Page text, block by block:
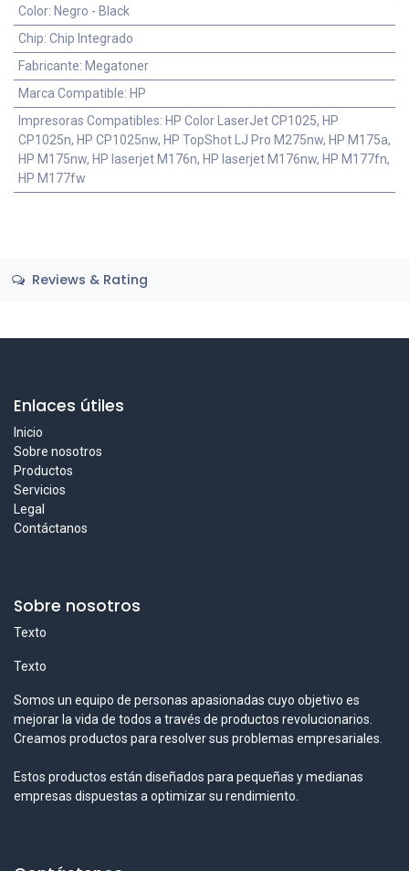
Color: Negro - Black
Chip: Chip Integrado
Fabricante: Megatoner
Marca Compatible: HP
Impresoras Compatibles: HP Color LaserJet CP1025, HP
CP1025n, HP CP1025nw, HP TopShot LJ Pro M275nw, HP M175a,
HP M175nw, HP laserjet M176n, HP laserjet M176nw, HP M177fn,
HP M177fw
Reviews & Rating
Enlaces útiles
Inicio
Sobre nosotros
Productos
Servicios
Legal
Contáctanos
Sobre nosotros
Texto
Texto
Somos un equipo de personas apasionadas cuyo objetivo es
mejorar la vida de todos a través de productos revolucionarios.
Creamos productos para resolver sus problemas empresariales.
Estos productos están diseñados para pequeñas y medianas
empresas dispuestas a optimizar su rendimiento.